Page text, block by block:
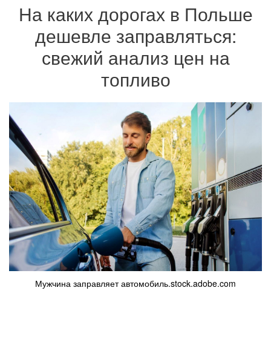
На каких дорогах в Польше
дешевле заправляться:
свежий анализ цен на
топливо
Мужчина заправляет автомобиль.stock.adobe.com